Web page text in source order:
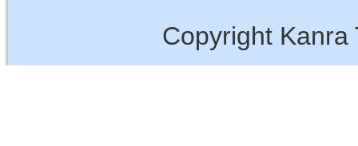
Copyright Kanra